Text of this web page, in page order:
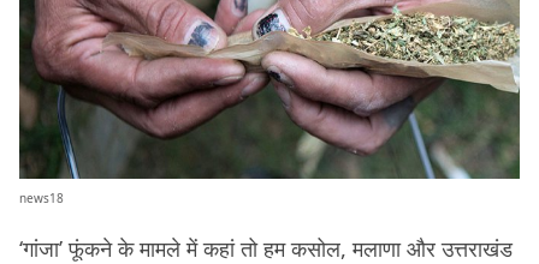
news18
‘गांजा’ फूंकने के मामले में कहां तो हम कसोल, मलाणा और उत्तराखंड